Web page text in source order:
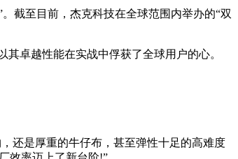
截至目前，杰克科技在全球范围内举办的“双
卓越性能在实战中俘获了全球用户的心。
还是厚重的牛仔布，甚至弹性十足的高难度